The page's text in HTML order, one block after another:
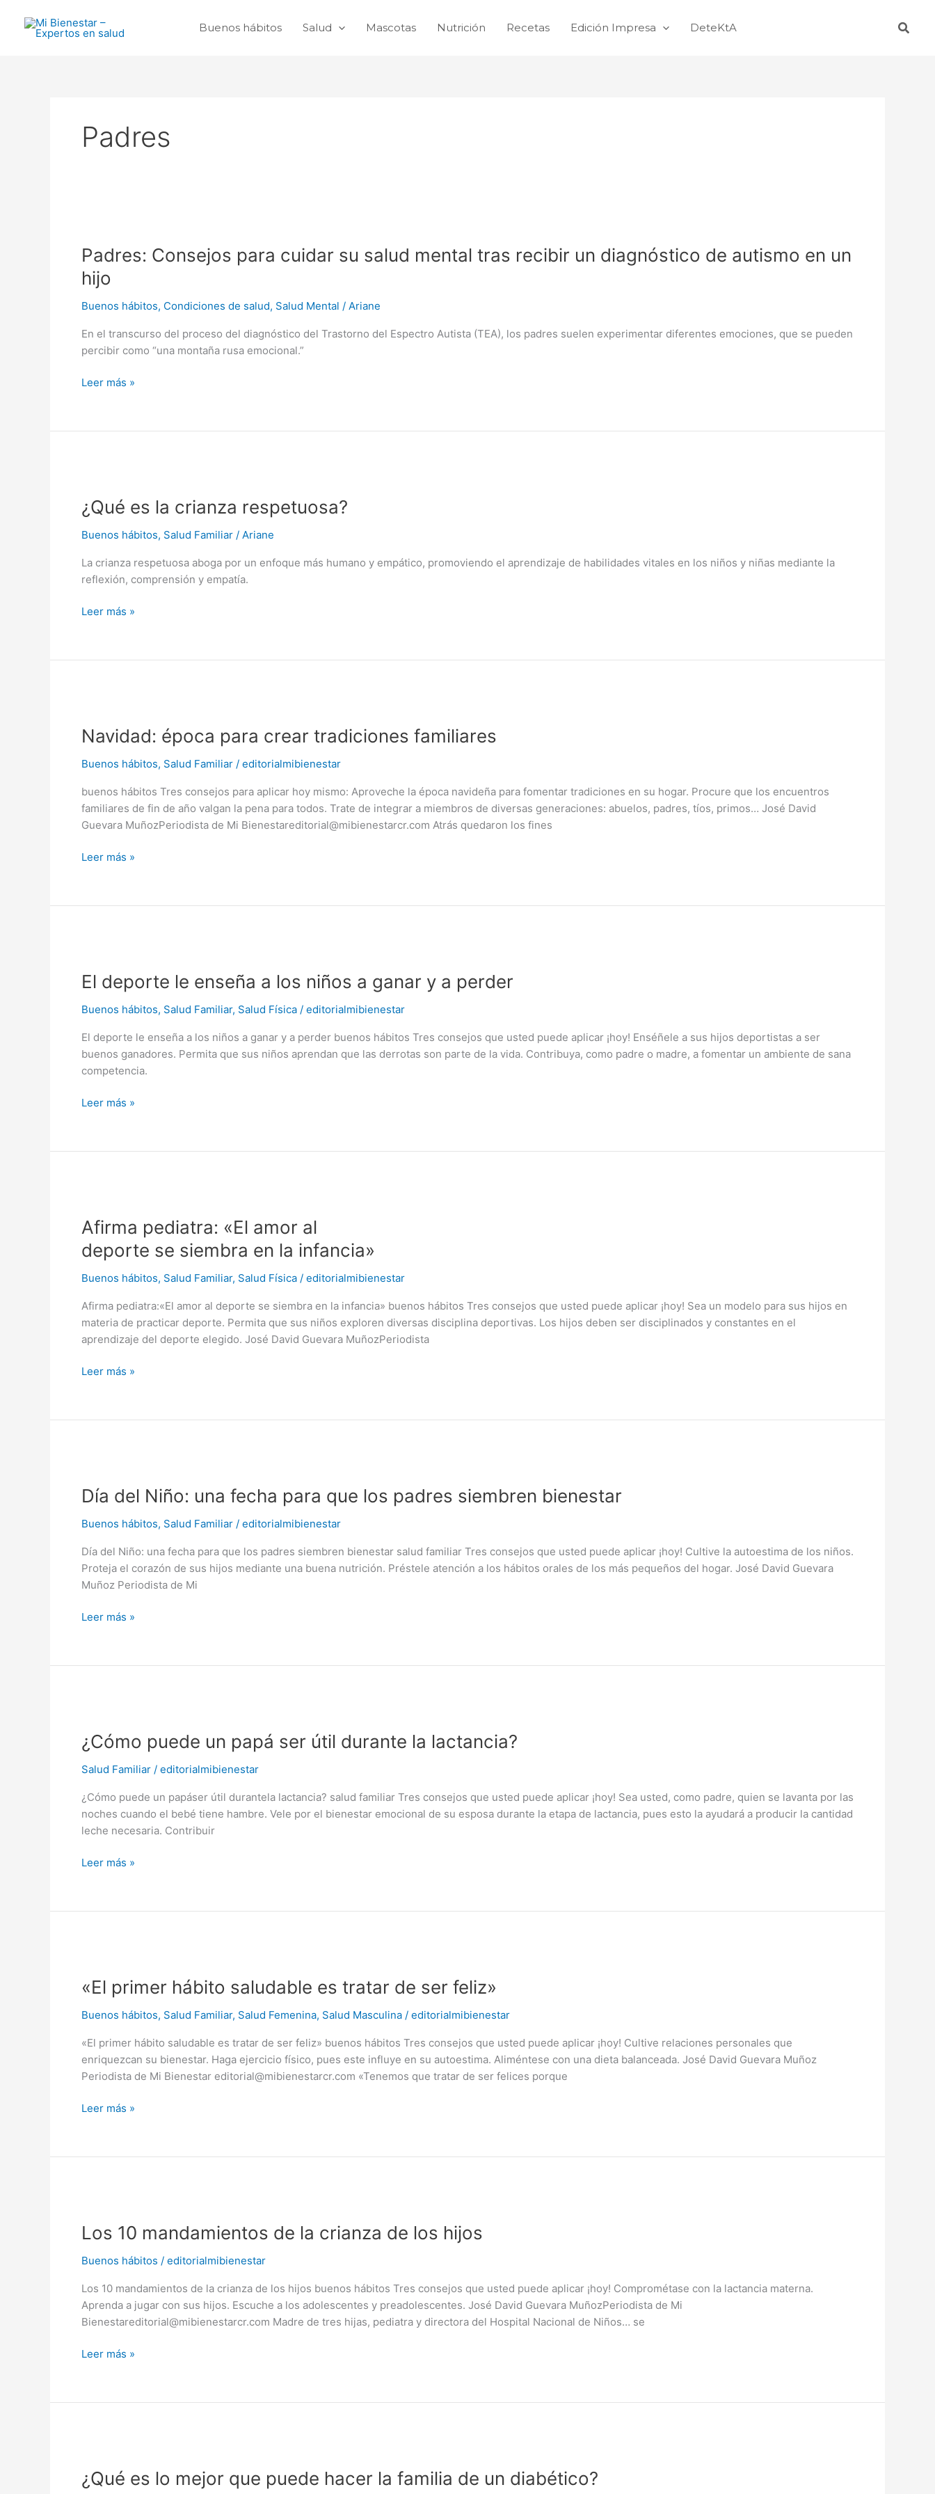
contenido
Buenos hábitos Salud Mascotas Nutrición Recetas Edición Impresa DeteKtA
Padres
Padres: Consejos para cuidar su salud mental tras recibir un diagnóstico de autismo en un
hijo
Buenos hábitos, Condiciones de salud, Salud Mental / Ariane
En el transcurso del proceso del diagnóstico del Trastorno del Espectro Autista (TEA), los padres suelen experimentar diferentes emociones, que se pueden
percibir como “una montaña rusa emocional.”
para
cuidar
su
salud
tras
recibir
diagnóstico
en
Leer más »
¿Qué es la crianza respetuosa?
Buenos hábitos, Salud Familiar / Ariane
La crianza respetuosa aboga por un enfoque más humano y empático, promoviendo el aprendizaje de habilidades vitales en los niños y niñas mediante la
reflexión, comprensión y empatía.
la
crianza
respetuosa?
Leer más »
Navidad: época para crear tradiciones familiares
Buenos hábitos, Salud Familiar / editorialmibienestar
buenos hábitos Tres consejos para aplicar hoy mismo: Aproveche la época navideña para fomentar tradiciones en su hogar. Procure que los encuentros
familiares de fin de año valgan la pena para todos. Trate de integrar a miembros de diversas generaciones: abuelos, padres, tíos, primos… José David
Guevara MuñozPeriodista de Mi Bienestareditorial@mibienestarcr.com Atrás quedaron los fines
para
tradiciones
Leer más »
El deporte le enseña a los niños a ganar y a perder
Buenos hábitos, Salud Familiar, Salud Física / editorialmibienestar
El deporte le enseña a los niños a ganar y a perder buenos hábitos Tres consejos que usted puede aplicar ¡hoy! Enséñele a sus hijos deportistas a ser
buenos ganadores. Permita que sus niños aprendan que las derrotas son parte de la vida. Contribuya, como padre o madre, a fomentar un ambiente de sana
competencia.
le
a
niños
a
ganar
Leer más »
Afirma pediatra: «El amor al
deporte se siembra en la infancia»
Buenos hábitos, Salud Familiar, Salud Física / editorialmibienestar
Afirma pediatra:«El amor al deporte se siembra en la infancia» buenos hábitos Tres consejos que usted puede aplicar ¡hoy! Sea un modelo para sus hijos en
materia de practicar deporte. Permita que sus niños exploren diversas disciplina deportivas. Los hijos deben ser disciplinados y constantes en el
aprendizaje del deporte elegido. José David Guevara MuñozPeriodista
«El
amor
al
deporte
siembra
en
la
Leer más »
Día del Niño: una fecha para que los padres siembren bienestar
Buenos hábitos, Salud Familiar / editorialmibienestar
Día del Niño: una fecha para que los padres siembren bienestar salud familiar Tres consejos que usted puede aplicar ¡hoy! Cultive la autoestima de los niños.
Proteja el corazón de sus hijos mediante una buena nutrición. Préstele atención a los hábitos orales de los más pequeños del hogar. José David Guevara
Muñoz Periodista de Mi
Niño:
fecha
que
los
padres
siembren
bienestar
Leer más »
¿Cómo puede un papá ser útil durante la lactancia?
Salud Familiar / editorialmibienestar
¿Cómo puede un papáser útil durantela lactancia? salud familiar Tres consejos que usted puede aplicar ¡hoy! Sea usted, como padre, quien se lavanta por las
noches cuando el bebé tiene hambre. Vele por el bienestar emocional de su esposa durante la etapa de lactancia, pues esto la ayudará a producir la cantidad
leche necesaria. Contribuir
un
papá
ser
durante
la
lactancia?
Leer más »
«El primer hábito saludable es tratar de ser feliz»
Buenos hábitos, Salud Familiar, Salud Femenina, Salud Masculina / editorialmibienestar
«El primer hábito saludable es tratar de ser feliz» buenos hábitos Tres consejos que usted puede aplicar ¡hoy! Cultive relaciones personales que
enriquezcan su bienestar. Haga ejercicio físico, pues este influye en su autoestima. Aliméntese con una dieta balanceada. José David Guevara Muñoz
Periodista de Mi Bienestar editorial@mibienestarcr.com «Tenemos que tratar de ser felices porque
hábito
saludable
es
de
ser
feliz»
Leer más »
Los 10 mandamientos de la crianza de los hijos
Buenos hábitos / editorialmibienestar
Los 10 mandamientos de la crianza de los hijos buenos hábitos Tres consejos que usted puede aplicar ¡hoy! Comprométase con la lactancia materna.
Aprenda a jugar con sus hijos. Escuche a los adolescentes y preadolescentes. José David Guevara MuñozPeriodista de Mi
Bienestareditorial@mibienestarcr.com Madre de tres hijas, pediatra y directora del Hospital Nacional de Niños… se
mandamientos
la
de
los
hijos
Leer más »
¿Qué es lo mejor que puede hacer la familia de un diabético?
lo